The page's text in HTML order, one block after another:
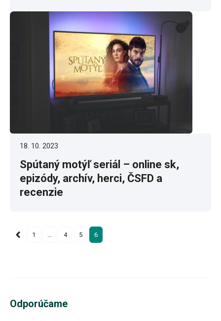
18. 10. 2023
Spútaný motýľ seriál – online sk,
epizódy, archív, herci, ČSFD a
recenzie
1 … 4 5 6
Odporúčame